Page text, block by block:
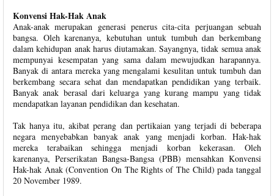
Konvensi Hak-Hak Anak
Anak-anak merupakan generasi penerus cita-cita perjuangan sebuah
bangsa. Oleh karenanya, kebutuhan untuk tumbuh dan berkembang
dalam kehidupan anak harus diutamakan. Sayangnya, tidak semua anak
mempunyai kesempatan yang sama dalam mewujudkan harapannya.
Banyak di antara mereka yang mengalami kesulitan untuk tumbuh dan
berkembang secara sehat dan mendapatkan pendidikan yang terbaik.
Banyak anak berasal dari keluarga yang kurang mampu yang tidak
mendapatkan layanan pendidikan dan kesehatan.
Tak hanya itu, akibat perang dan pertikaian yang terjadi di beberapa
negara menyebabkan banyak anak yang menjadi korban. Hak-hak
mereka terabaikan sehingga menjadi korban kekerasan. Oleh
karenanya, Perserikatan Bangsa-Bangsa (PBB) mensahkan Konvensi
Hak-hak Anak (Convention On The Rights of The Child) pada tanggal
20 November 1989.